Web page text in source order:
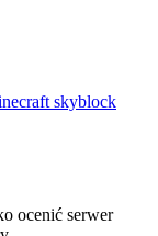
skyblock
ocenić serwer